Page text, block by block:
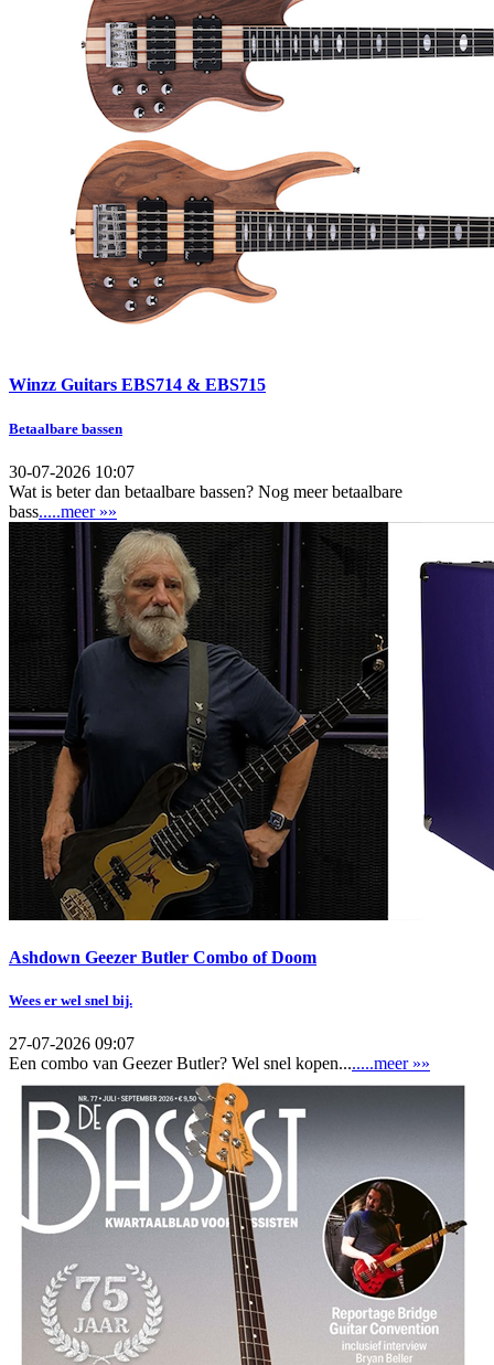
Winzz Guitars EBS714 & EBS715
Betaalbare bassen
30-07-2026 10:07
Wat is beter dan betaalbare bassen? Nog meer betaalbare
bass.....meer »»
Ashdown Geezer Butler Combo of Doom
Wees er wel snel bij.
27-07-2026 09:07
Een combo van Geezer Butler? Wel snel kopen........meer »»